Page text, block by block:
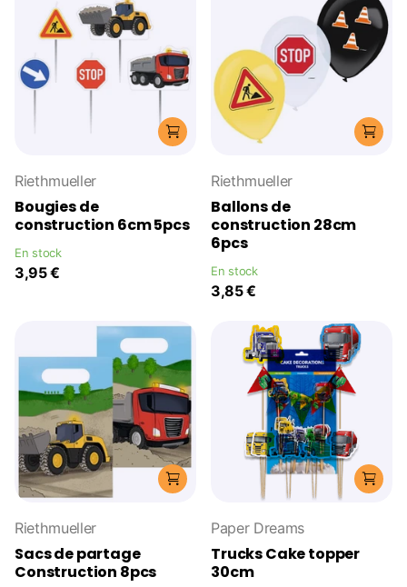
Riethmueller
Bougies de
construction 6cm 5pcs
En stock
3,95 €
Riethmueller
Ballons de
construction 28cm
6pcs
En stock
3,85 €
Riethmueller
Sacs de partage
Construction 8pcs
Paper Dreams
Trucks Cake topper
30cm